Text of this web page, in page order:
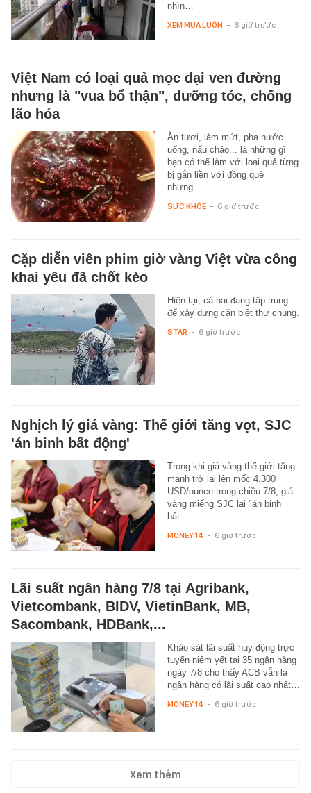
nhìn…
XEM MUA LUÔN - 6 giờ trước
Việt Nam có loại quả mọc dại ven đường
nhưng là "vua bổ thận", dưỡng tóc, chống
lão hóa
Ăn tươi, làm mứt, pha nước
uống, nấu cháo... là những gì
bạn có thể làm với loại quả từng
bị gắn liền với đồng quê
nhưng…
SỨC KHỎE - 6 giờ trước
Cặp diễn viên phim giờ vàng Việt vừa công
khai yêu đã chốt kèo
Hiện tại, cả hai đang tập trung
để xây dựng căn biệt thự chung.
STAR - 6 giờ trước
Nghịch lý giá vàng: Thế giới tăng vọt, SJC
'án binh bất động'
Trong khi giá vàng thế giới tăng
mạnh trở lại lên mốc 4.300
USD/ounce trong chiều 7/8, giá
vàng miếng SJC lại "án binh
bất…
MONEY.14 - 6 giờ trước
Lãi suất ngân hàng 7/8 tại Agribank,
Vietcombank, BIDV, VietinBank, MB,
Sacombank, HDBank,...
Khảo sát lãi suất huy động trực
tuyến niêm yết tại 35 ngân hàng
ngày 7/8 cho thấy ACB vẫn là
ngân hàng có lãi suất cao nhất…
MONEY.14 - 6 giờ trước
Xem thêm